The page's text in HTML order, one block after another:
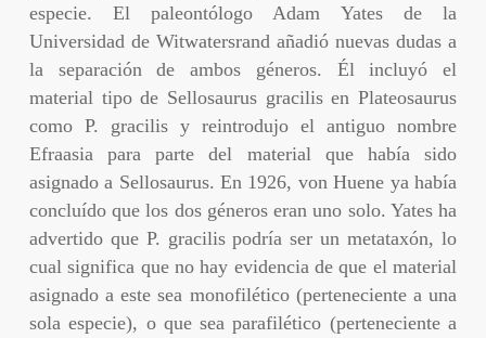
especie. El paleontólogo Adam Yates de la
Universidad de Witwatersrand añadió nuevas dudas a
la separación de ambos géneros. Él incluyó el
material tipo de Sellosaurus gracilis en Plateosaurus
como P. gracilis y reintrodujo el antiguo nombre
Efraasia para parte del material que había sido
asignado a Sellosaurus. En 1926, von Huene ya había
concluído que los dos géneros eran uno solo. Yates ha
advertido que P. gracilis podría ser un metataxón, lo
cual significa que no hay evidencia de que el material
asignado a este sea monofilético (perteneciente a una
sola especie), o que sea parafilético (perteneciente a